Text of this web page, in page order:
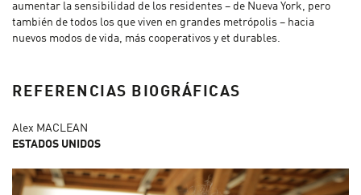
aumentar la sensibilidad de los residentes – de Nueva York, pero
también de todos los que viven en grandes metrópolis – hacia
nuevos modos de vida, más cooperativos y et durables.
REFERENCIAS BIOGRÁFICAS
Alex MACLEAN
ESTADOS UNIDOS